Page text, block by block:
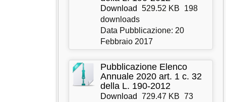
Download 529.52 KB
198
downloads
Data Pubblicazione: 20
Febbraio 2017
Pubblicazione Elenco
Annuale 2020 art. 1 c. 32
della L. 190-2012
Download 729.47 KB 73